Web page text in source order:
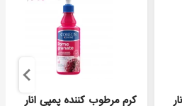
کرم مرطوب کننده پمپی انار